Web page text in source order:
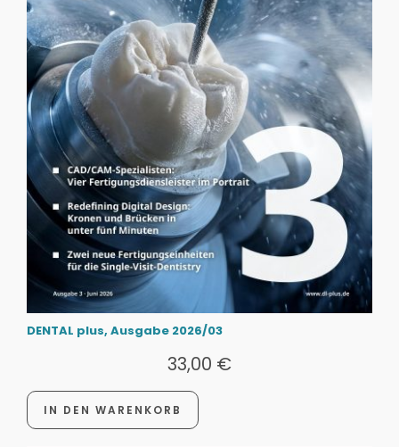
DENTAL plus, Ausgabe 2026/03
33,00 €
IN DEN WARENKORB